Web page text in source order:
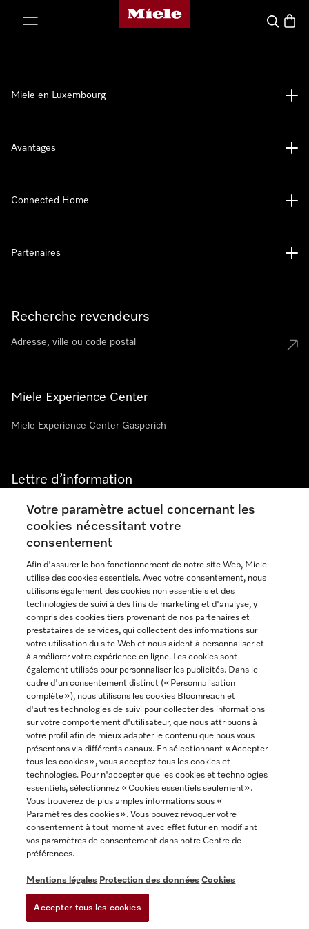
Page d'accueil de Miele
Panier
Recherche revendeurs
Miele Experience Center
Miele Experience Center Gasperich
Lettre d’information
Langue
FRANCAIS
Miele en Luxembourg
Avantages
Connected Home
Partenaires
Informations légales
CGV
Conditions d’utilisation
Déclaration d'accessibilité
Digital Services Act
Miele sur Instagram
Miele sur Youtube
Votre paramètre actuel concernant les
cookies nécessitant votre
consentement
Afin d'assurer le bon fonctionnement de notre site Web, Miele
utilise des cookies essentiels. Avec votre consentement, nous
utilisons également des cookies non essentiels et des
technologies de suivi à des fins de marketing et d'analyse, y
compris des cookies tiers provenant de nos partenaires et
prestataires de services, qui collectent des informations sur
votre utilisation du site Web et nous aident à personnaliser et
à améliorer votre expérience en ligne. Les cookies sont
également utilisés pour personnaliser les publicités. Dans le
cadre d'un consentement distinct (« Personnalisation
complète »), nous utilisons les cookies Bloomreach et
d'autres technologies de suivi pour collecter des informations
sur votre comportement d'utilisateur, que nous attribuons à
votre profil afin de mieux adapter le contenu que nous vous
présentons via différents canaux. En sélectionnant « Accepter
tous les cookies », vous acceptez tous les cookies et
technologies. Pour n'accepter que les cookies et technologies
essentiels, sélectionnez « Cookies essentiels seulement».
Vous trouverez de plus amples informations sous «
Paramètres des cookies ». Vous pouvez révoquer votre
consentement à tout moment avec effet futur en modifiant
vos paramètres de consentement dans notre Centre de
préférences.
Mentions légales Protection des données Cookies
Accepter tous les cookies